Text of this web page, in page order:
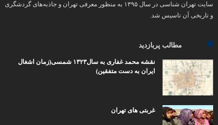
سایت تهران شناسی در سال ۱۳۹۵ به منظور معرفی تهران و جاذبه‌های گردشگری
و تاریخی آن تاسیس شد.
مطالب پربازدید
نقشه محمد غفاری به سال۱۳۲۳ شمسی(زمان اشغال
ایران به دست متفقین)
غربتی های تهران